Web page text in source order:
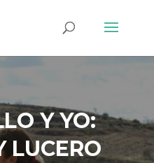
Y YO:
LUCERO